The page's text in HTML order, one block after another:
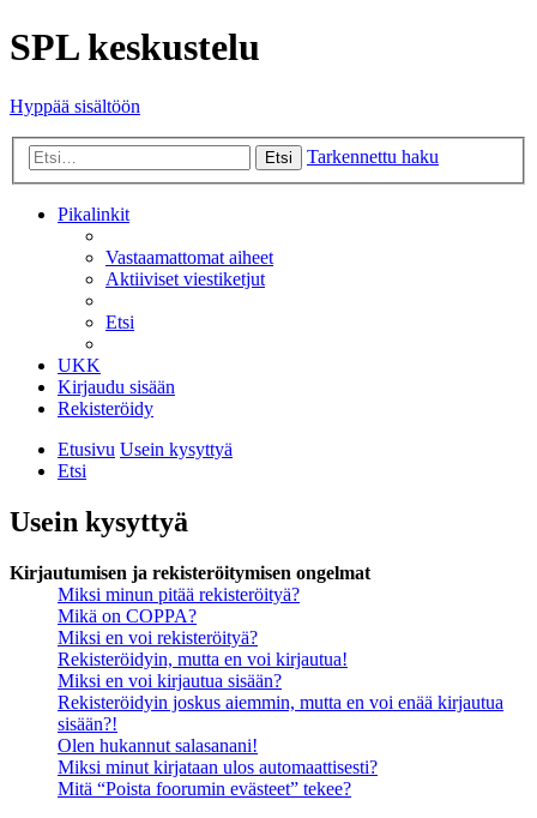
SPL keskustelu
Hyppää sisältöön
Etsi Tarkennettu haku
Pikalinkit
Vastaamattomat aiheet
Aktiiviset viestiketjut
Etsi
UKK
Kirjaudu sisään
Rekisteröidy
Etusivu Usein kysyttyä
Etsi
Usein kysyttyä
Kirjautumisen ja rekisteröitymisen ongelmat
Miksi minun pitää rekisteröityä?
Mikä on COPPA?
Miksi en voi rekisteröityä?
Rekisteröidyin, mutta en voi kirjautua!
Miksi en voi kirjautua sisään?
Rekisteröidyin joskus aiemmin, mutta en voi enää kirjautua
sisään?!
Olen hukannut salasanani!
Miksi minut kirjataan ulos automaattisesti?
Mitä “Poista foorumin evästeet” tekee?